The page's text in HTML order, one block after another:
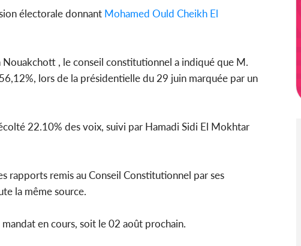
électorale donnant Mohamed Ould Cheikh El
, le conseil constitutionnel a indiqué que M.
lors de la présidentielle du 29 juin marquée par un
22.10% des voix, suivi par Hamadi Sidi El Mokhtar
rapports remis au Conseil Constitutionnel par ses
la même source.
en cours, soit le 02 août prochain.